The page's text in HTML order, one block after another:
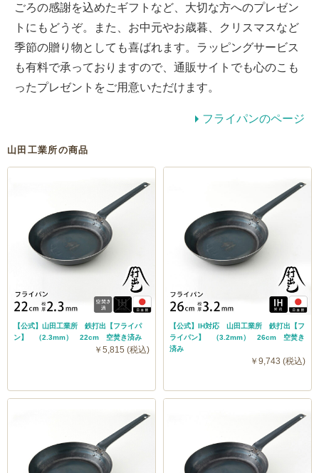
ごろの感謝を込めたギフトなど、大切な方へのプレゼン
トにもどうぞ。また、お中元やお歳暮、クリスマスなど
季節の贈り物としても喜ばれます。ラッピングサービス
も有料で承っておりますので、通販サイトでも心のこも
ったプレゼントをご用意いただけます。
フライパンのページ
山田工業所の商品
【公式】山田工業所 鉄打出【フライパ
ン】 （2.3mm） 22cm 空焚き済み
￥5,815 (税込)
【公式】IH対応 山田工業所 鉄打出【フ
ライパン】 （3.2mm） 26cm 空焚き
済み
￥9,743 (税込)